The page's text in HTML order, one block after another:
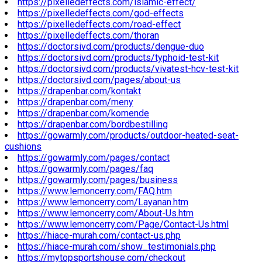
https://pixelledeffects.com/islamic-effect/
https://pixelledeffects.com/god-effects
https://pixelledeffects.com/road-effect
https://pixelledeffects.com/thoran
https://doctorsivd.com/products/dengue-duo
https://doctorsivd.com/products/typhoid-test-kit
https://doctorsivd.com/products/vivatest-hcv-test-kit
https://doctorsivd.com/pages/about-us
https://drapenbar.com/kontakt
https://drapenbar.com/meny
https://drapenbar.com/komende
https://drapenbar.com/bordbestilling
https://gowarmly.com/products/outdoor-heated-seat-
cushions
https://gowarmly.com/pages/contact
https://gowarmly.com/pages/faq
https://gowarmly.com/pages/business
https://www.lemoncerry.com/FAQ.htm
https://www.lemoncerry.com/Layanan.htm
https://www.lemoncerry.com/About-Us.htm
https://www.lemoncerry.com/Page/Contact-Us.html
https://hiace-murah.com/contact-us.php
https://hiace-murah.com/show_testimonials.php
https://mytopsportshouse.com/checkout